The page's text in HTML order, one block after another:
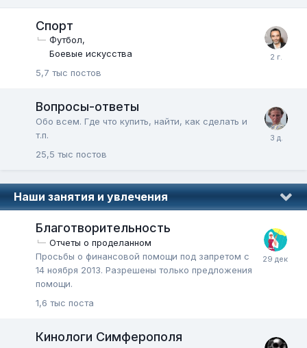
Спорт
Футбол
Боевые искусства
5,7 тыс постов
Вопросы-ответы
Обо всем. Где что купить, найти, как сделать и
т.п.
25,5 тыс постов
Наши занятия и увлечения
Благотворительность
Отчеты о проделанном
Просьбы о финансовой помощи под запретом с
14 ноября 2013. Разрешены только предложения
помощи.
1,6 тыс поста
Кинологи Симферополя